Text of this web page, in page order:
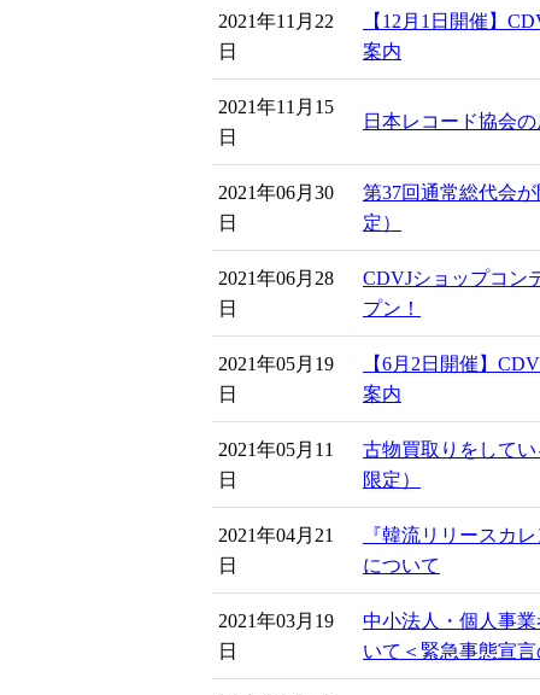
2021年11月22
日
【12月1日開催】
案内
2021年11月15
日
日本レコード協会
2021年06月30
日
第37回通常総代会
定）
2021年06月28
日
CDVJショップコン
プン！
2021年05月19
日
【6月2日開催】
案内
2021年05月11
日
古物買取りをして
限定）
2021年04月21
日
『韓流リリースカ
について
2021年03月19
日
中小法人・個人事
いて＜緊急事態宣